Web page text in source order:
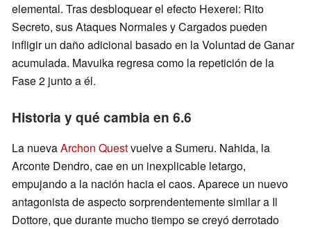
elemental. Tras desbloquear el efecto Hexerei: Rito
Secreto, sus Ataques Normales y Cargados pueden
infligir un daño adicional basado en la Voluntad de Ganar
acumulada. Mavuika regresa como la repetición de la
Fase 2 junto a él.
Historia y qué cambia en 6.6
La nuevaArchon Questvuelve a Sumeru. Nahida, la
Arconte Dendro, cae en un inexplicable letargo,
empujando a la nación hacia el caos. Aparece un nuevo
antagonista de aspecto sorprendentemente similar a Il
Dottore, que durante mucho tiempo se creyó derrotado